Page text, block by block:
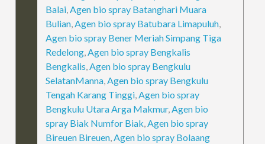
Balai,Agen bio spray Batanghari Muara
Bulian,Agen bio spray Batubara Limapuluh,
Agen bio spray Bener Meriah Simpang Tiga
Redelong,Agen bio spray Bengkalis
Bengkalis,Agen bio spray Bengkulu
SelatanManna,Agen bio spray Bengkulu
Tengah Karang Tinggi,Agen bio spray
Bengkulu Utara Arga Makmur,Agen bio
spray Biak Numfor Biak,Agen bio spray
Bireuen Bireuen,Agen bio spray Bolaang